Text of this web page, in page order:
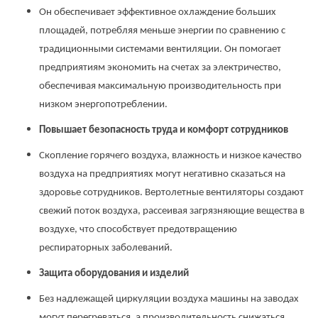
Он обеспечивает эффективное охлаждение больших
площадей, потребляя меньше энергии по сравнению с
традиционными системами вентиляции. Он помогает
предприятиям экономить на счетах за электричество,
обеспечивая максимальную производительность при
низком энергопотреблении.
Повышает безопасность труда и комфорт сотрудников
Скопление горячего воздуха, влажность и низкое качество
воздуха на предприятиях могут негативно сказаться на
здоровье сотрудников. Вертолетные вентиляторы создают
свежий поток воздуха, рассеивая загрязняющие вещества в
воздухе, что способствует предотвращению
респираторных заболеваний.
Защита оборудования и изделий
Без надлежащей циркуляции воздуха машины на заводах